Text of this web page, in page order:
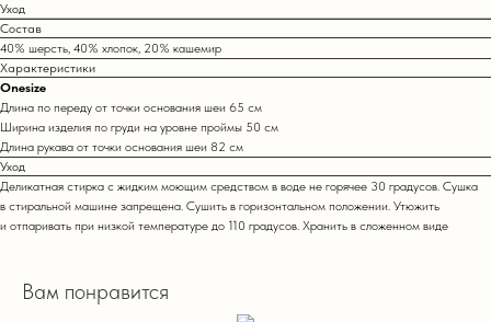
Уход
Состав
40% шерсть, 40% хлопок, 20% кашемир
Характеристики
Onesize
Длина по переду от точки основания шеи 65 см
Ширина изделия по груди на уровне проймы 50 см
Длина рукава от точки основания шеи 82 см
Уход
Деликатная стирка с жидким моющим средством в воде не горячее 30 градусов. Сушка
в стиральной машине запрещена. Сушить в горизонтальном положении. Утюжить
и отпаривать при низкой температуре до 110 градусов. Хранить в сложенном виде
Вам понравится